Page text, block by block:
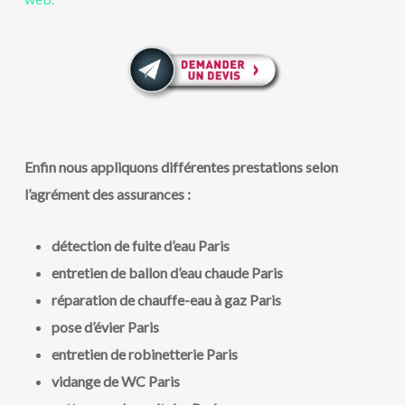
Enfin nous appliquons différentes prestations selon
l’agrément des assurances :
détection de fuite d’eau Paris
entretien de ballon d’eau chaude Paris
réparation de chauffe-eau à gaz Paris
pose d’évier Paris
entretien de robinetterie Paris
vidange de WC Paris